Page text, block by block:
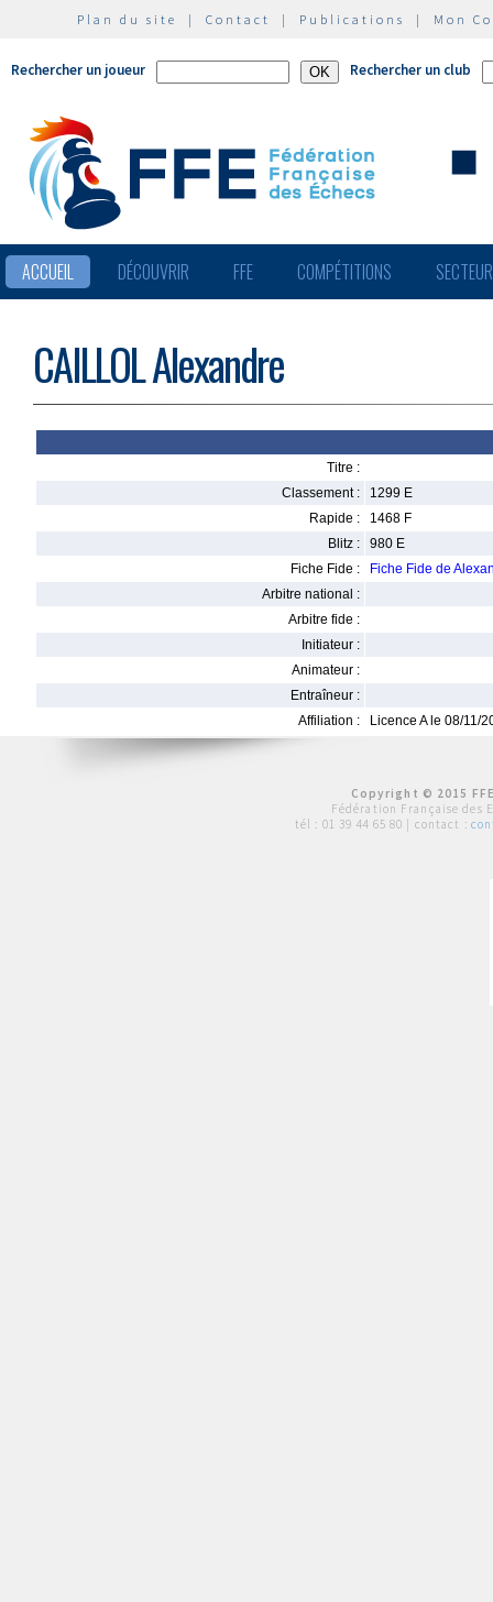
Plan du site | Contact | Publications | Mon
Rechercher un joueur Rechercher un club
ACCUEIL DÉCOUVRIR FFE COMPÉTITIONS
CAILLOL Alexandre
Titre :
Classement :
1299 E
Rapide :
1468 F
Blitz :
980 E
Fiche Fide :
Fiche Fide de
Arbitre national :
Arbitre fide :
Initiateur :
Animateur :
Entraîneur :
Affiliation :
Licence A le 08/11/
Copyright © 2015
Fédération Française des
tél : 01 39 44 65 80 | contact :